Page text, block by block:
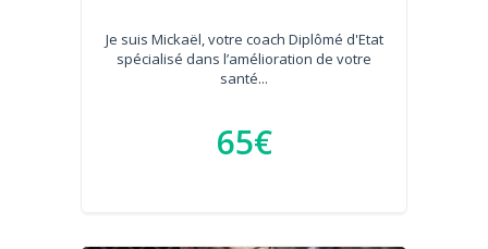
Je suis Mickaël, votre coach Diplômé d'Etat
spécialisé dans l’amélioration de votre
santé...
65€